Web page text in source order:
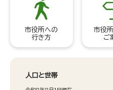
市役所への
行き方
市役
ご
人口と世帯